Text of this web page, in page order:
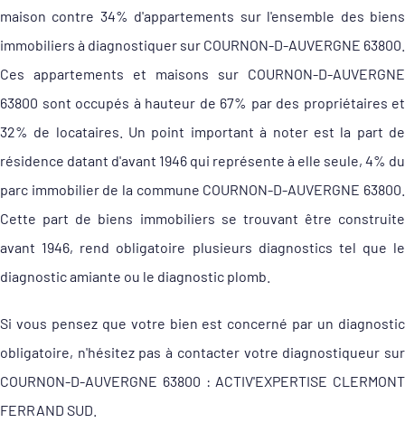
maison contre 34% d'appartements sur l'ensemble des biens
immobiliers à diagnostiquer sur COURNON-D-AUVERGNE 63800.
Ces appartements et maisons sur COURNON-D-AUVERGNE
63800 sont occupés à hauteur de 67% par des propriétaires et
32% de locataires. Un point important à noter est la part de
résidence datant d'avant 1946 qui représente à elle seule, 4% du
parc immobilier de la commune COURNON-D-AUVERGNE 63800.
Cette part de biens immobiliers se trouvant être construite
avant 1946, rend obligatoire plusieurs diagnostics tel que le
diagnostic amiante ou le diagnostic plomb.
Si vous pensez que votre bien est concerné par un diagnostic
obligatoire, n'hésitez pas à contacter votre diagnostiqueur sur
COURNON-D-AUVERGNE 63800 : ACTIV'EXPERTISE CLERMONT
FERRAND SUD.